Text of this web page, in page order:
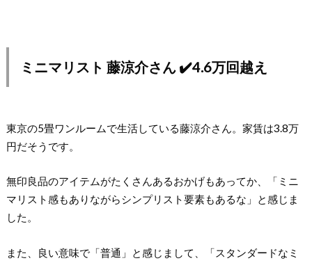
ミニマリスト 藤涼介さん ✔️4.6万回越え
東京の5畳ワンルームで生活している藤涼介さん。家賃は3.8万
円だそうです。
無印良品のアイテムがたくさんあるおかげもあってか、「ミニ
マリスト感もありながらシンプリスト要素もあるな」と感じま
した。
また、良い意味で「普通」と感じまして、「スタンダードなミ